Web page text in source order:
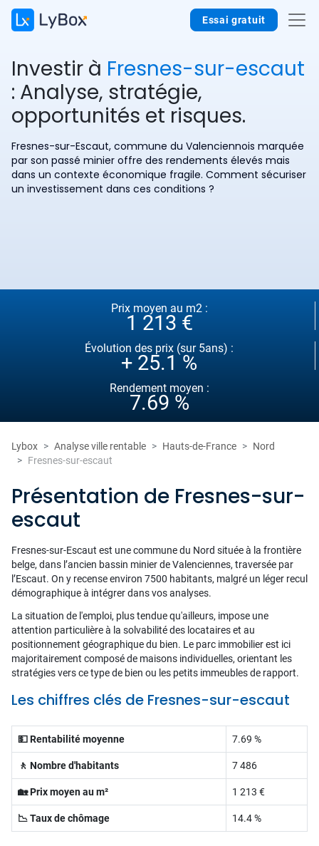
Essai gratuit
Investir à Fresnes-sur-escaut
: Analyse, stratégie,
opportunités et risques.
Fresnes-sur-Escaut, commune du Valenciennois marquée
par son passé minier offre des rendements élevés mais
dans un contexte économique fragile. Comment sécuriser
un investissement dans ces conditions ?
Prix moyen au m2 :
1 213 €
Évolution des prix (sur 5ans) :
+ 25.1 %
Rendement moyen :
7.69 %
Lybox Analyse ville rentable Hauts-de-France
Nord
Fresnes-sur-escaut
Présentation de Fresnes-sur-
escaut
Fresnes-sur-Escaut est une commune du Nord située à la frontière
belge, dans l’ancien bassin minier de Valenciennes, traversée par
l’Escaut. On y recense environ 7500 habitants, malgré un léger recul
démographique à intégrer dans vos analyses.
La situation de l'emploi, plus tendue qu'ailleurs, impose une
attention particulière à la solvabilité des locataires et au
positionnement géographique du bien. Le parc immobilier est ici
majoritairement composé de maisons individuelles, orientant les
stratégies vers ce type de bien ou les petits immeubles de rapport.
Les chiffres clés de Fresnes-sur-escaut
💵 Rentabilité moyenne 7.69 %
🚶 Nombre d'habitants 7 486
🏡 Prix moyen au m² 1 213 €
📉 Taux de chômage 14.4 %